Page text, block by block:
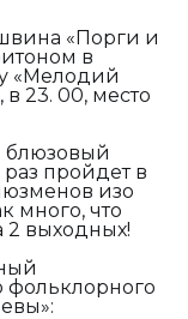
«Порги и
в
«Мелодий
23. 00, место
пройдет в
изо
много, что
2 выходных!
фольклорного